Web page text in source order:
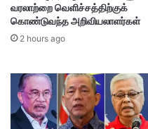
க்
கா
ன
ய்
க
வரலாற்றை வெளிச்சத்திற்குக்
கொண்டுவந்த அறிவியலாளர்கள்
2 hours ago